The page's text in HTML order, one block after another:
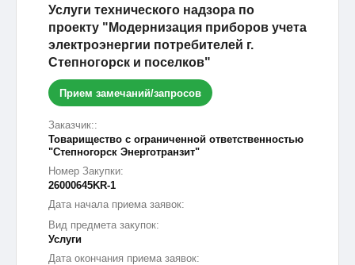
Услуги технического надзора по
проекту "Модернизация приборов учета
электроэнергии потребителей г.
Степногорск и поселков"
Прием замечаний/запросов
Заказчик::
Товарищество с ограниченной ответственностью
"Степногорск Энерготранзит"
Номер Закупки:
26000645KR-1
Дата начала приема заявок:
Вид предмета закупок:
Услуги
Дата окончания приема заявок: